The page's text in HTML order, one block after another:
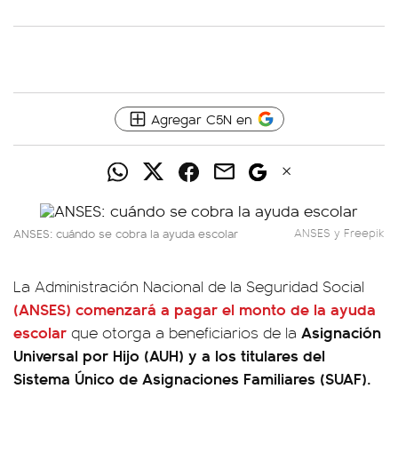
Agregar C5N en
ANSES: cuándo se cobra la ayuda escolar ANSES y Freepik
La Administración Nacional de la Seguridad Social
(ANSES) comenzará a pagar el monto de la ayuda
escolar que otorga a beneficiarios de la Asignación
Universal por Hijo (AUH) y a los titulares del
Sistema Único de Asignaciones Familiares (SUAF).